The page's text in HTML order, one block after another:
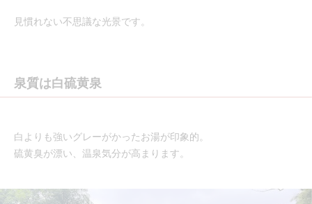
見慣れない不思議な光景です。
泉質は白硫黄泉
白よりも強いグレーがかったお湯が印象的。
硫黄臭が漂い、温泉気分が高まります。